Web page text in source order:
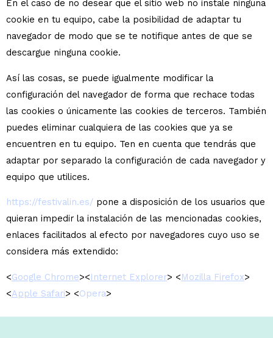
En el caso de no desear que el sitio web no instale ninguna
cookie en tu equipo, cabe la posibilidad de adaptar tu
navegador de modo que se te notifique antes de que se
descargue ninguna cookie.
Así las cosas, se puede igualmente modificar la
configuración del navegador de forma que rechace todas
las cookies o únicamente las cookies de terceros. También
puedes eliminar cualquiera de las cookies que ya se
encuentren en tu equipo. Ten en cuenta que tendrás que
adaptar por separado la configuración de cada navegador y
equipo que utilices.
https://festivalin.es/ pone a disposición de los usuarios que
quieran impedir la instalación de las mencionadas cookies,
enlaces facilitados al efecto por navegadores cuyo uso se
considera más extendido:
<Google Chrome><Internet Explorer> <Mozilla Firefox>
<Apple Safari> <Opera>